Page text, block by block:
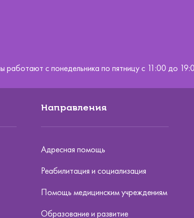
работают с понедельника по пятницу с 11:00 до
Направления
Адресная помощь
Реабилитация и социализация
Помощь медицинским учреждениям
Образование и развитие